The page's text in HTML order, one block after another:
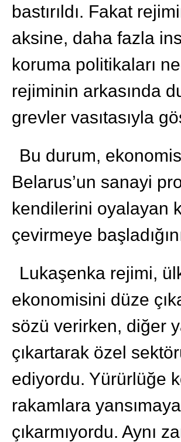
bastırıldı. Fakat
aksine, daha fazla
koruma politikaları
rejiminin arkasında
grevler vasıtasıyla
Bu durum,
Belarus’un sanayi
kendilerini oyalayan
çevirmeye
Lukaşenka rejimi,
ekonomisini düze
sözü verirken, diğer
çıkartarak özel
ediyordu. Yürürlüğe
rakamlara
çıkarmıyordu. Aynı